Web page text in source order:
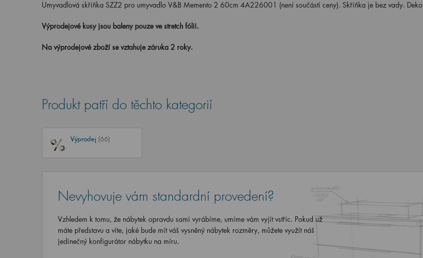
Umyvadlová skříňka SZZ2 pro umyvadlo V&B Memento 2 60cm 4A226001 (není součástí ceny). Skříňka je bez vady.
Výprodejové kusy jsou baleny pouze ve stretch fólii.
Na výprodejové zboží se vztahuje záruka 2 roky.
Produkt patří do těchto kategorií
Výprodej (66)
Nevyhovuje vám standardní provedení?
Vzhledem k tomu, že nábytek opravdu sami vyrábíme, umíme vám vyjít vstříc. Pokud už
máte představu a víte, jaké bude mít váš vysněný nábytek rozměry, můžete využít náš
jedinečný konfigurátor nábytku na míru.